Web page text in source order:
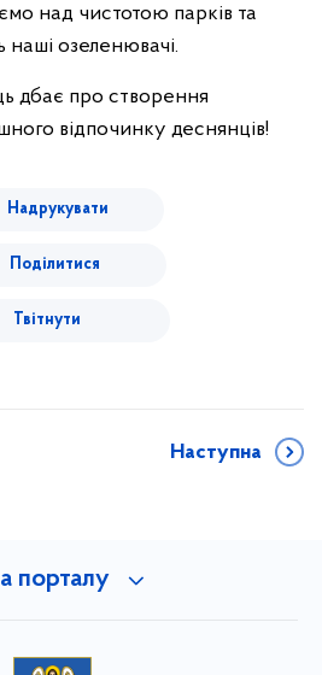
над чистотою парків та
наші озеленювачі.
дбає про створення
відпочинку деснянців!
Надрукувати
Поділитися
Твітнути
Наступна
порталу